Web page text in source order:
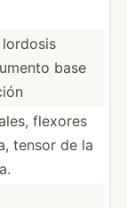
base
flexores
tensor de la